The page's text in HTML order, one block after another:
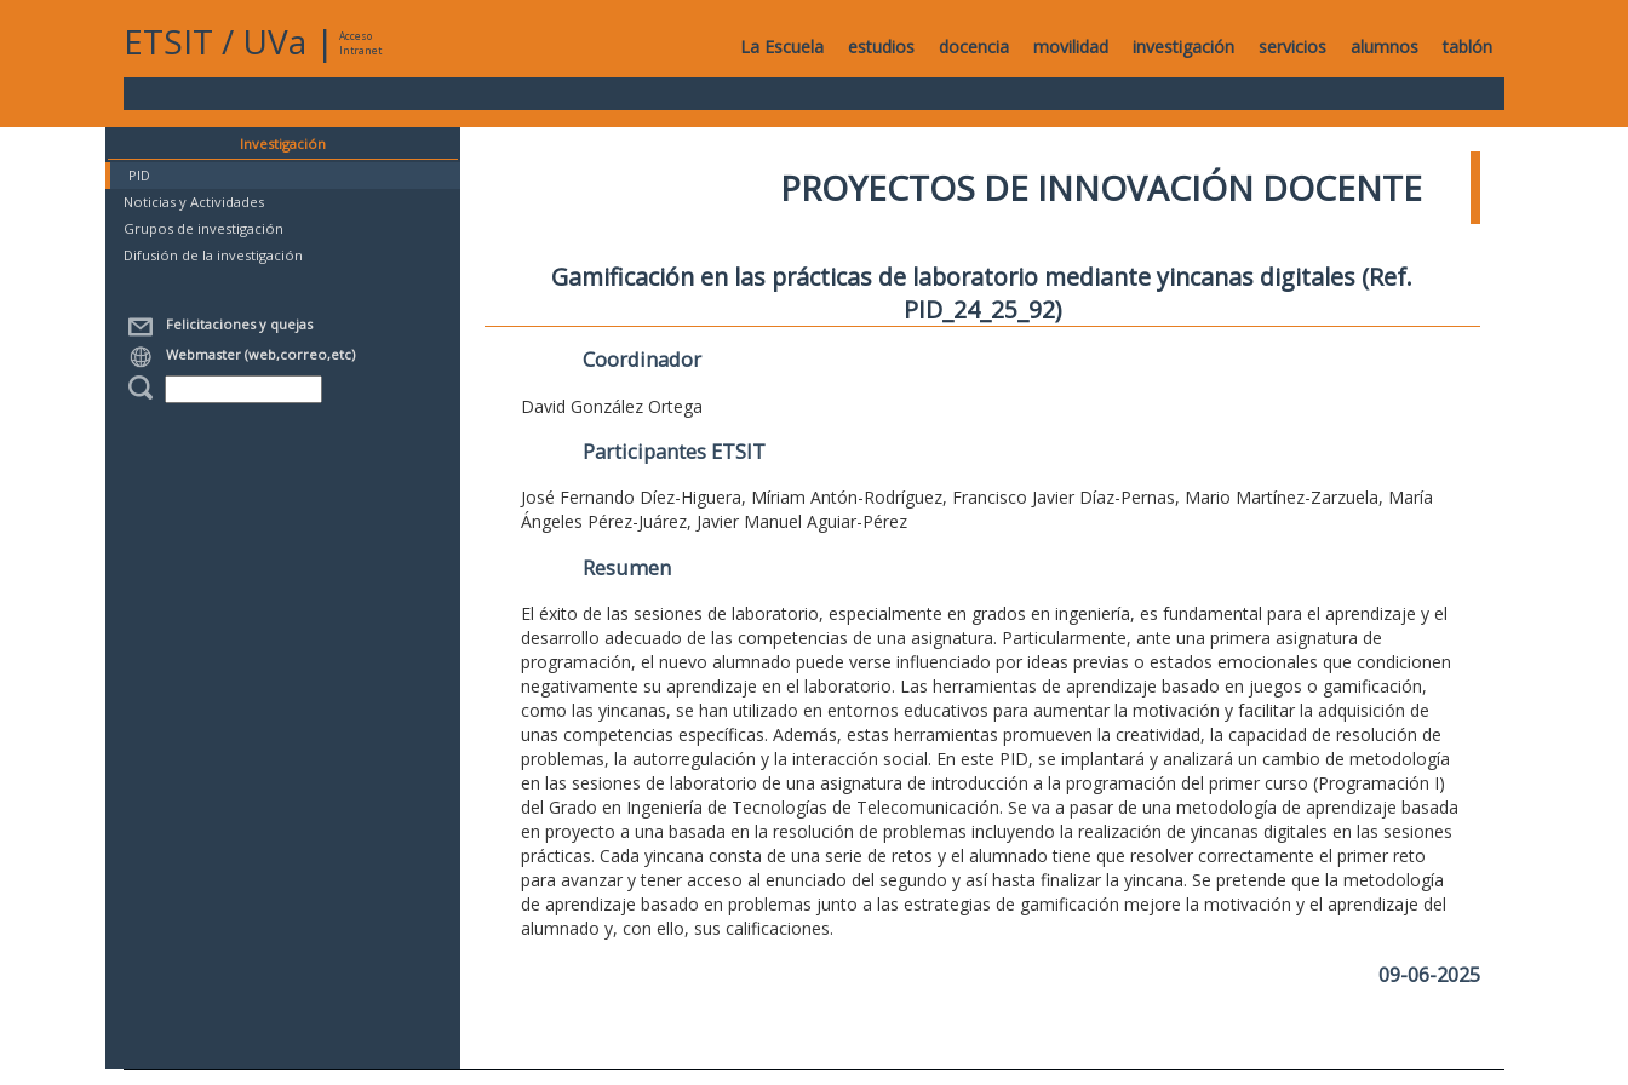
ETSIT / UVa |
Acceso
Intranet
La Escuela estudios docencia movilidad investigación servicios alumnos tablón
Investigación
PID
Noticias y Actividades
Grupos de investigación
Difusión de la investigación
Felicitaciones y quejas
Webmaster (web,correo,etc)
PROYECTOS DE INNOVACIÓN DOCENTE
Gamificación en las prácticas de laboratorio mediante yincanas digitales (Ref.
PID_24_25_92)
Coordinador
David González Ortega
Participantes ETSIT
José Fernando Díez-Higuera, Míriam Antón-Rodríguez, Francisco Javier Díaz-Pernas, Mario Martínez-Zarzuela, María
Ángeles Pérez-Juárez, Javier Manuel Aguiar-Pérez
Resumen
El éxito de las sesiones de laboratorio, especialmente en grados en ingeniería, es fundamental para el aprendizaje y el
desarrollo adecuado de las competencias de una asignatura. Particularmente, ante una primera asignatura de
programación, el nuevo alumnado puede verse influenciado por ideas previas o estados emocionales que condicionen
negativamente su aprendizaje en el laboratorio. Las herramientas de aprendizaje basado en juegos o gamificación,
como las yincanas, se han utilizado en entornos educativos para aumentar la motivación y facilitar la adquisición de
unas competencias específicas. Además, estas herramientas promueven la creatividad, la capacidad de resolución de
problemas, la autorregulación y la interacción social. En este PID, se implantará y analizará un cambio de metodología
en las sesiones de laboratorio de una asignatura de introducción a la programación del primer curso (Programación I)
del Grado en Ingeniería de Tecnologías de Telecomunicación. Se va a pasar de una metodología de aprendizaje basada
en proyecto a una basada en la resolución de problemas incluyendo la realización de yincanas digitales en las sesiones
prácticas. Cada yincana consta de una serie de retos y el alumnado tiene que resolver correctamente el primer reto
para avanzar y tener acceso al enunciado del segundo y así hasta finalizar la yincana. Se pretende que la metodología
de aprendizaje basado en problemas junto a las estrategias de gamificación mejore la motivación y el aprendizaje del
alumnado y, con ello, sus calificaciones.
09-06-2025